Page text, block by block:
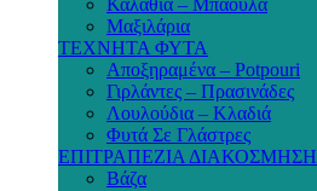
Μαξιλάρια
ΤΕΧΝΗΤΑ ΦΥΤΑ
Αποξηραμένα – Potpouri
Γιρλάντες – Πρασινάδες
Λουλούδια – Κλαδιά
Φυτά Σε Γλάστρες
ΕΠΙΤΡΑΠΕΖΙΑ ΔΙΑΚΟΣΜΗΣΗ
Βάζα